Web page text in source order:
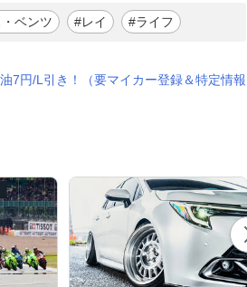
ベンツ #レイ #ライフ
7円/L引き！（要マイカー登録＆特定情報